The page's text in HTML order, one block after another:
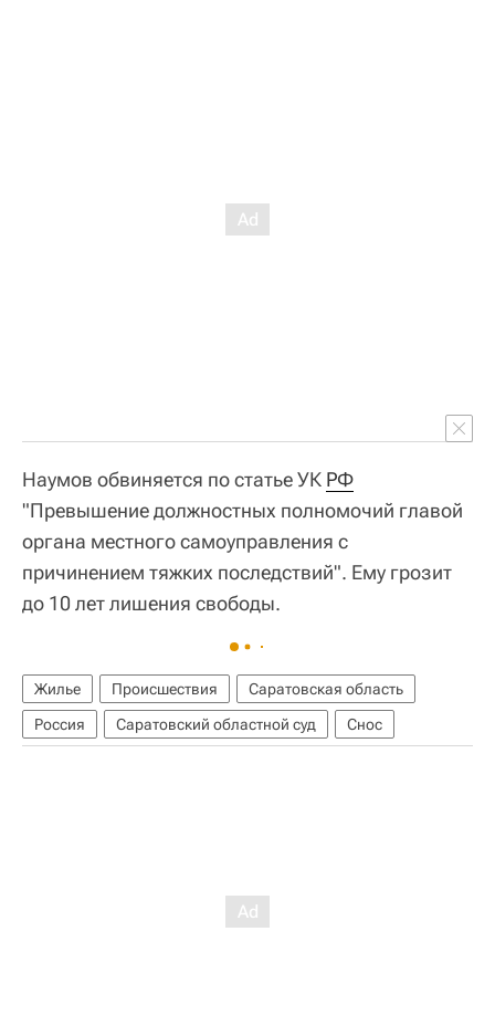
Наумов обвиняется по статье УК РФ
"Превышение должностных полномочий главой
органа местного самоуправления с
причинением тяжких последствий". Ему грозит
до 10 лет лишения свободы.
Жилье Происшествия
Саратовская область
Россия
Саратовский областной суд Снос